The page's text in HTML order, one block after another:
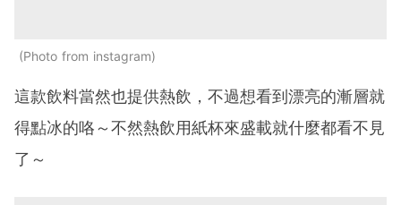
Photo from instagram
這款飲料當然也提供熱飲，不過想看到漂亮的漸層就
得點冰的咯～不然熱飲用紙杯來盛載就什麼都看不見
了～